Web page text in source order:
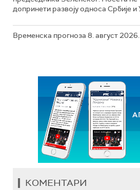
допринети развоју односа Србије и
Временска прогноза 8. август 2026.
КОМЕНТАРИ